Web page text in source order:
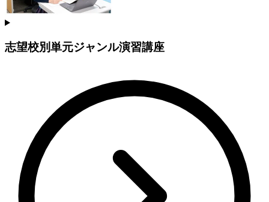
志望校別単元ジャンル演習講座